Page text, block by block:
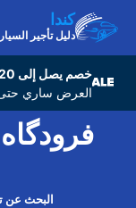
كندا
دليل تأجير
خصم يصل إلى 20% على تأجير السيارات في جميع أنحاء العالم
العرض ساري حتى ١١ أغسطس ٢٠٢٦ - استفد منه
البحث عن